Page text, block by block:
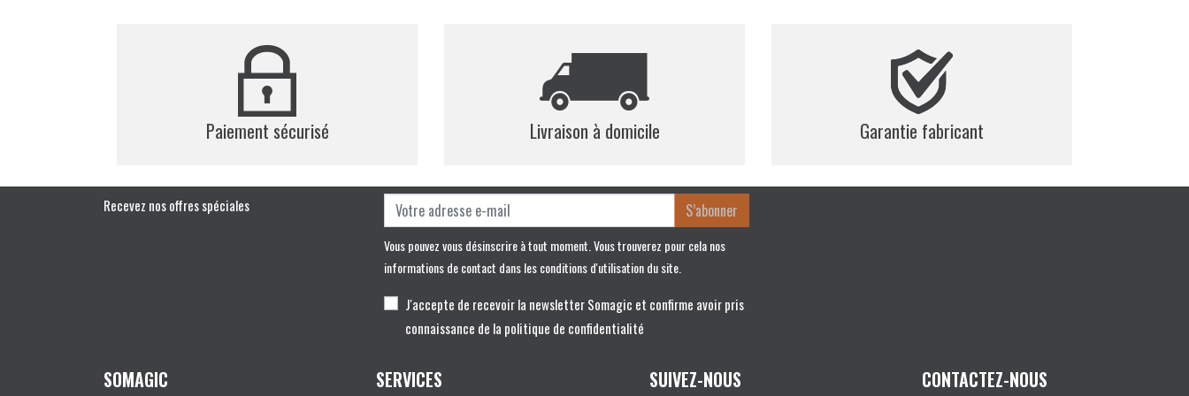
Robinet et Piezzo
Divers
Braséros Gaz
Paiement sécurisé Livraison à domicile Garantie fabricant
Recevez nos offres spéciales S’abonner
Vous pouvez vous désinscrire à tout moment. Vous trouverez pour cela nos
informations de contact dans les conditions d'utilisation du site.
J'accepte de recevoir la newsletter Somagic et confirme avoir pris
connaissance de la politique de confidentialité
SOMAGIC SERVICES SUIVEZ-NOUS CONTACTEZ-NOUS